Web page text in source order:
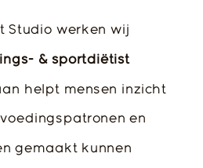
Studio werken wij
& sportdiëtist
helpt mensen inzicht
en
gemaakt kunnen